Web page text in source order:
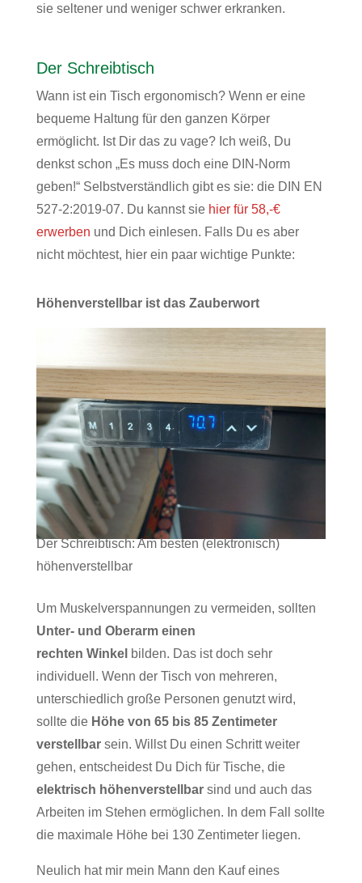
sie seltener und weniger schwer erkranken.
Der Schreibtisch
Wann ist ein Tisch ergonomisch? Wenn er eine
bequeme Haltung für den ganzen Körper
ermöglicht. Ist Dir das zu vage? Ich weiß, Du
denkst schon „Es muss doch eine DIN-Norm
geben!“ Selbstverständlich gibt es sie: die DIN EN
527-2:2019-07. Du kannst sie hier für 58,-€
erwerben und Dich einlesen. Falls Du es aber
nicht möchtest, hier ein paar wichtige Punkte:
Höhenverstellbar ist das Zauberwort
Der Schreibtisch: Am besten (elektronisch)
höhenverstellbar
Um Muskelverspannungen zu vermeiden, sollten
Unter- und Oberarm einen
rechten Winkel bilden. Das ist doch sehr
individuell. Wenn der Tisch von mehreren,
unterschiedlich große Personen genutzt wird,
sollte die Höhe von 65 bis 85 Zentimeter
verstellbarsein. Willst Du einen Schritt weiter
gehen, entscheidest Du Dich für Tische, die
elektrisch höhenverstellbarsind und auch das
Arbeiten im Stehen ermöglichen. In dem Fall sollte
die maximale Höhe bei 130 Zentimeter liegen.
Neulich hat mir mein Mann den Kauf eines